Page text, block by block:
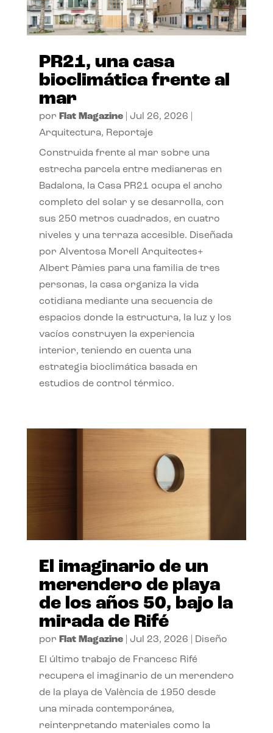
PR21, una casa
bioclimática frente al
mar
por Flat Magazine| Jul 26, 2026
Arquitectura, Reportaje
Construida frente al mar sobre una
estrecha parcela entre medianeras en
Badalona, la Casa PR21 ocupa el ancho
completo del solar y se desarrolla, con
sus 250 metros cuadrados, en cuatro
niveles y una terraza accesible. Diseñada
por Alventosa Morell Arquitectes+
Albert Pàmies para una familia de tres
personas, la casa organiza la vida
cotidiana mediante una secuencia de
espacios donde la estructura, la luz y los
vacíos construyen la experiencia
interior, teniendo en cuenta una
estrategia bioclimática basada en
estudios de control térmico.
El imaginario de un
merendero de playa
de los años 50, bajo la
mirada de Rifé
por Flat Magazine| Jul 23, 2026 Diseño
El último trabajo de Francesc Rifé
recupera el imaginario de un merendero
de la playa de València de 1950 desde
una mirada contemporánea,
reinterpretando materiales como la